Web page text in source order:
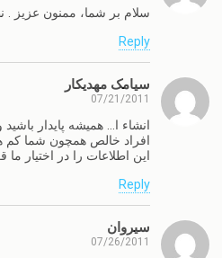
سلام بر شما، ممنون عزیز
Reply
سیامک مهدیکار
07/21/2011
انشاء ا… همیشه پایدار
افراد خالص همچون شما کم
این اطلاعات را در اختیار
Reply
سيروان
07/26/2011